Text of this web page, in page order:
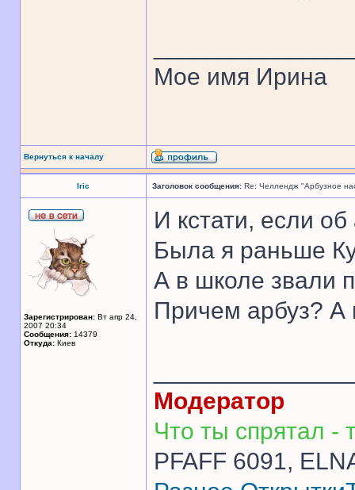
Мое имя Ирина
Вернуться к началу
Iric Заголовок сообщения: Re: Челлендж "Арбузное
Зарегистрирован: Вт апр 24,
2007 20:34
Сообщения: 14379
Откуда: Киев
И кстати, если об
Была я раньше
А в школе звали
Причем арбуз?
Модератор
Что ты спрятал -
PFAFF 6091,